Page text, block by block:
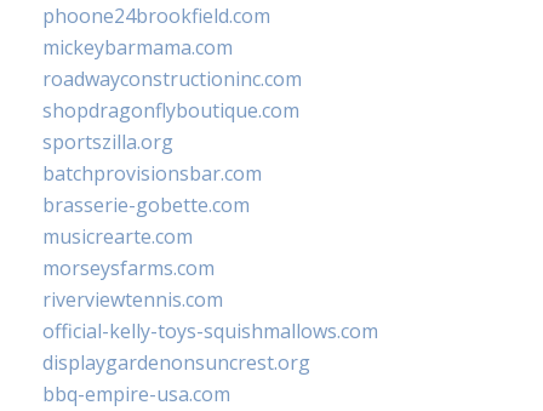
phoone24brookfield.com
mickeybarmama.com
roadwayconstructioninc.com
shopdragonflyboutique.com
sportszilla.org
batchprovisionsbar.com
brasserie-gobette.com
musicrearte.com
morseysfarms.com
riverviewtennis.com
official-kelly-toys-squishmallows.com
displaygardenonsuncrest.org
bbq-empire-usa.com